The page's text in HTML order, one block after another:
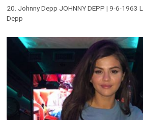
20. Johnny Depp JOHNNY DEPP | 9-6-1963
Depp